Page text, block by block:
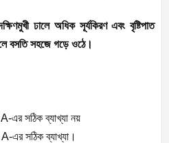
ঢালে অধিক সূর্যকিরণ এবং বৃষ্টিপাত
বসতি সহজে গড়ে ওঠে।
A-এর সঠিক ব্যাখ্যা নয়
A-এর সঠিক ব্যাখ্যা।